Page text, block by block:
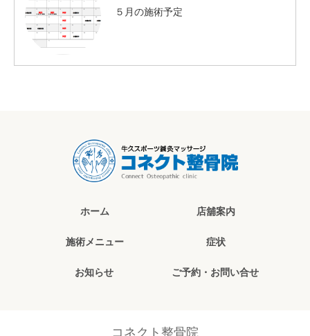
５月の施術予定
ホーム 店舖案内
施術メニュー 症状
お知らせ ご予約・お問い合せ
コネクト整骨院